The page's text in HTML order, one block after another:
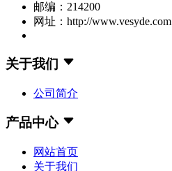
邮编：214200
网址：http://www.vesyde.com
关于我们
公司简介
产品中心
网站首页
关于我们